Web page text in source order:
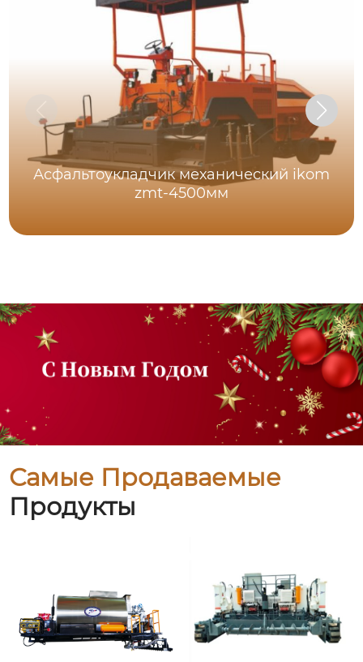
Асфальтоукладчик механический ikom
zmt-4500мм
Самые Продаваемые
Продукты